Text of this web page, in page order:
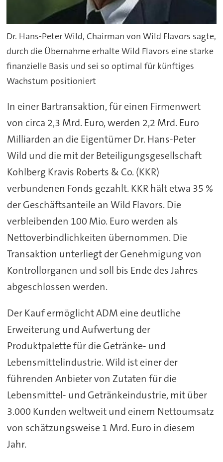
Dr. Hans-Peter Wild, Chairman von Wild Flavors sagte,
durch die Übernahme erhalte Wild Flavors eine starke
finanzielle Basis und sei so optimal für künftiges
Wachstum positioniert
In einer Bartransaktion, für einen Firmenwert
von circa 2,3 Mrd. Euro, werden 2,2 Mrd. Euro
Milliarden an die Eigentümer Dr. Hans-Peter
Wild und die mit der Beteiligungsgesellschaft
Kohlberg Kravis Roberts & Co. (KKR)
verbundenen Fonds gezahlt. KKR hält etwa 35 %
der Geschäftsanteile an Wild Flavors. Die
verbleibenden 100 Mio. Euro werden als
Nettoverbindlichkeiten übernommen. Die
Transaktion unterliegt der Genehmigung von
Kontrollorganen und soll bis Ende des Jahres
abgeschlossen werden.
Der Kauf ermöglicht ADM eine deutliche
Erweiterung und Aufwertung der
Produktpalette für die Getränke- und
Lebensmittelindustrie. Wild ist einer der
führenden Anbieter von Zutaten für die
Lebensmittel- und Getränkeindustrie, mit über
3.000 Kunden weltweit und einem Nettoumsatz
von schätzungsweise 1 Mrd. Euro in diesem
Jahr.